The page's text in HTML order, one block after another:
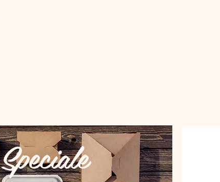
Speciale